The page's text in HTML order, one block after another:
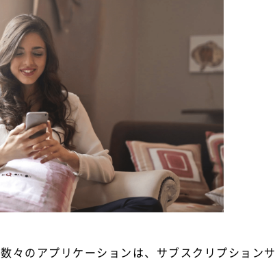
々のアプリケーションは、サブスクリプションサ